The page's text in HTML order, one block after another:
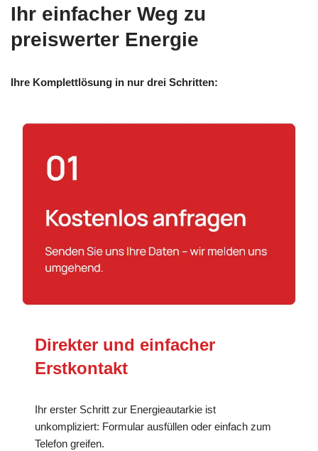
Ihr einfacher Weg zu
preiswerter Energie
Ihre Komplettlösung in nur drei Schritten:
Direkter und einfacher
Erstkontakt
Ihr erster Schritt zur Energieautarkie ist
unkompliziert: Formular ausfüllen oder einfach zum
Telefon greifen.